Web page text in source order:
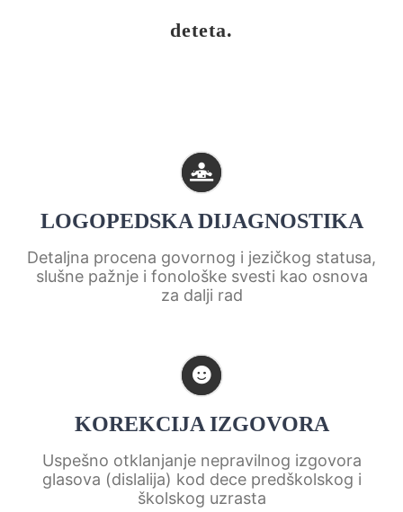
deteta.
LOGOPEDSKA DIJAGNOSTIKA
Detaljna procena govornog i jezičkog statusa,
slušne pažnje i fonološke svesti kao osnova
za dalji rad
KOREKCIJA IZGOVORA
Uspešno otklanjanje nepravilnog izgovora
glasova (dislalija) kod dece predškolskog i
školskog uzrasta